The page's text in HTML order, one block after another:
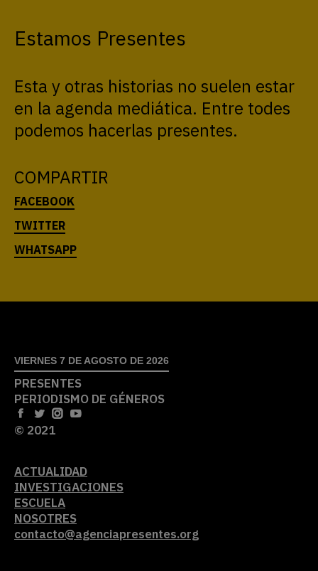
Estamos Presentes
Esta y otras historias no suelen estar
en la agenda mediática. Entre todes
podemos hacerlas presentes.
COMPARTIR
VIERNES 7 DE AGOSTO DE 2026
PRESENTES
PERIODISMO DE GÉNEROS
© 2021
ACTUALIDAD
INVESTIGACIONES
ESCUELA
NOSOTRES
contacto@agenciapresentes.org